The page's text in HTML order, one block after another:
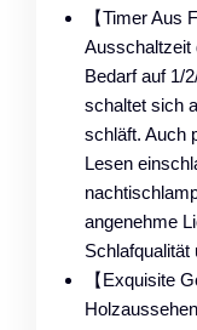
【Timer Aus
Ausschaltzeit
Bedarf auf 1/
schaltet sich
schläft. Auch
Lesen
angenehme
Schlafqualität
【Exquisite